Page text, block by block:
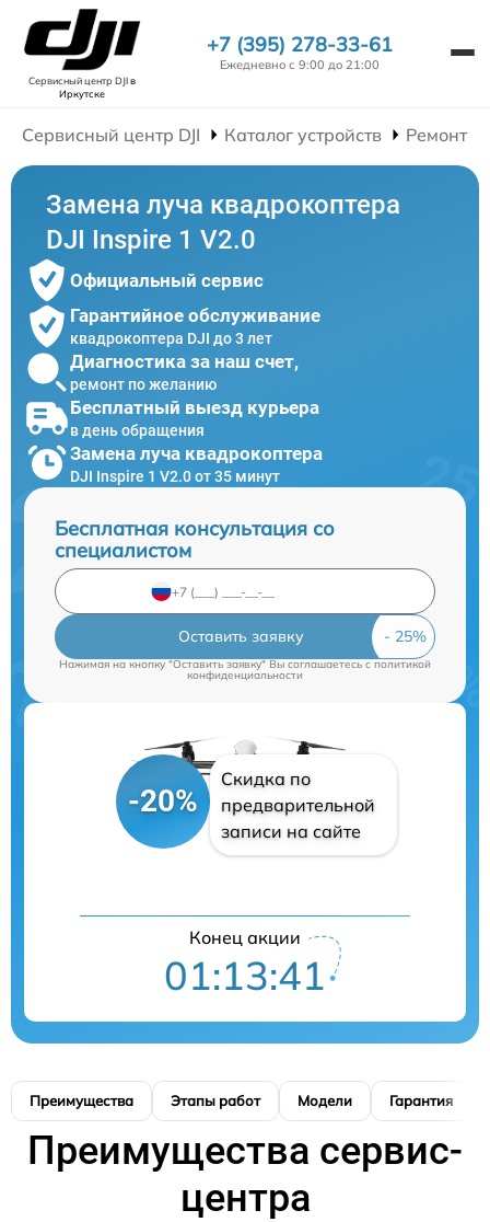
Сервисный центр DJIв
Иркутске
+7 (395) 278-33-61
Ежедневно с 9:00 до 21:00
Сервисный центр DJI Каталог устройств Ремонт
Замена луча квадрокоптера
DJI Inspire 1 V2.0
Официальный сервис
Гарантийное обслуживание
квадрокоптера DJI до 3 лет
Диагностика за наш счет,
ремонт по желанию
Бесплатный выезд курьера
в день обращения
Замена луча квадрокоптера
DJI Inspire 1 V2.0 от 35 минут
Бесплатная консультация со
специалистом
Оставить заявку
Нажимая на кнопку "Оставить заявку" Вы соглашаетесь cполитикой
конфиденциальности
-20%
Скидка по
предварительной
записи на сайте
Конец акции
01:13:40
Преимущества Этапы работ Модели Гарантия
Преимущества сервис-
центра